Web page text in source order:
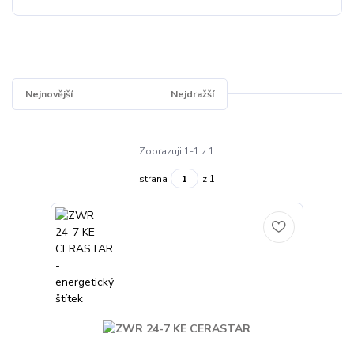
Nejnovější Nejdražší
Zobrazuji 1-1 z 1
strana z 1